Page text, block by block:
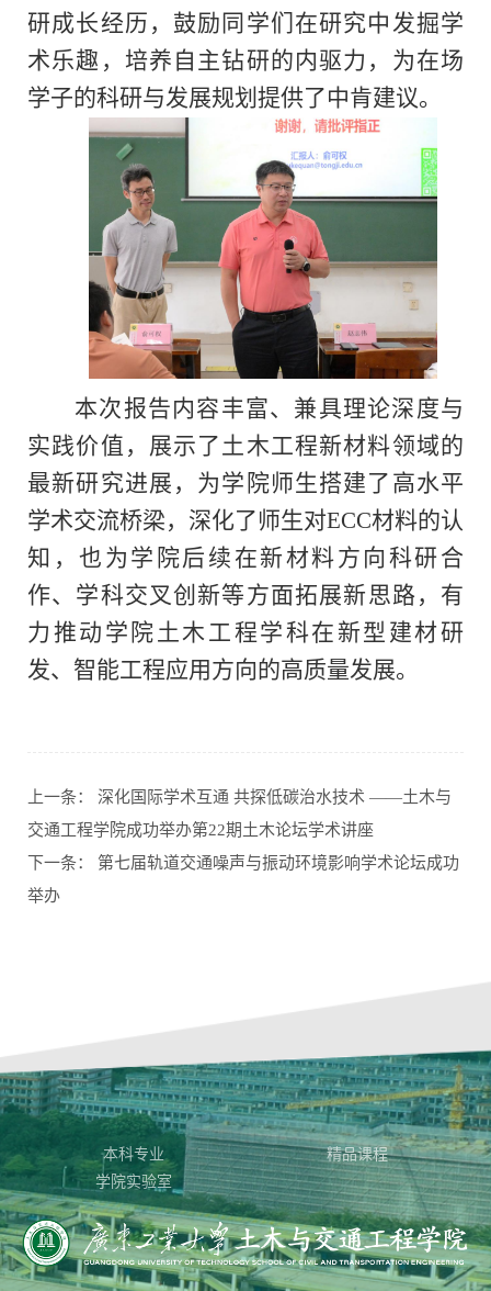
研成长经历，鼓励同学们在研究中发掘学
术乐趣，培养自主钻研的内驱力，为在场
学子的科研与发展规划提供了中肯建议。
本次报告内容丰富、兼具理论深度与
实践价值，展示了土木工程新材料领域的
最新研究进展，为学院师生搭建了高水平
学术交流桥梁，深化了师生对ECC材料的认
知，也为学院后续在新材料方向科研合
作、学科交叉创新等方面拓展新思路，有
力推动 学院 土木工程学科在新型建材研
发、智能工程应用方向的高质量发展。
上一条： 深化国际学术互通 共探低碳治水技术 ——土木与
交通工程学院成功举办第22期土木论坛学术讲座
下一条： 第七届轨道交通噪声与振动环境影响学术论坛成功
举办
本科专业
精品课程
学院实验室